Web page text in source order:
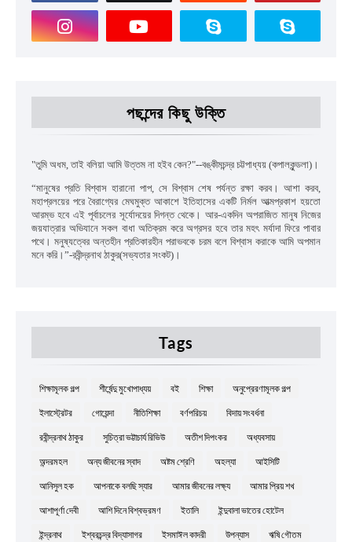
পছন্দের কিছু উক্তি
"তুমি অধম ,তাই বলিয়া আমি উত্তম না হইব কেন?"--বঙ্কীমচন্দ্র চট্টপাধ্যয় (কপালকুন্ডলা)।
“মানুষের প্রতি বিশ্বাস হারানো পাপ, সে বিশ্বাস শেষ পর্যন্ত রক্ষা করব। আশা করব
মহাপ্রলয়ের পরে বৈরাগ্যের মেঘমুক্ত আকাশে ইতিহাসের একটি নির্মল আত্মপ্রকাশ হয়তো
আরম্ভ হবে এই পূর্বাচলের সূর্যোদয়ের দিগন্ত থেকে। আর-একদিন অপরাজিত মানুষ নিজের
জয়যাত্রার অভিযানে সকল বাধা অতিক্রম করে অগ্রসর হবে তার মহৎ মর্যাদা ফিরে পাবার
পথে। মনুষ্যত্বের অন্তহীন প্রতিকারহীন পরাভবকে চরম বলে বিশ্বাস করাকে আমি অপমান
মনে করি।”-রবীন্দ্রনাথ ঠাকুর(সভ্যতার সংকট)।
Tags
শিক্ষামূলক গল্প শীর্ষেন্দু মুখোপাধ্যয় বই শিক্ষা অনুপ্রেরণামূলক গল্প
ইলাস্ট্রেটর গোয়েন্দা নীতিশিক্ষা বর্ণপরিচয় বিদায় সংবর্ধনা
রবীন্দ্রনাথ ঠাকুর সুচিত্রা ভট্টাচার্য রিভিউ অতীশ দিপংকর অধ্যবসায়
অন্দরমহল অন্য জীবনের স্বাদ অষ্টম শ্রেণি অহল্যা আইসিটি
আনিসুল হক আপনাকে বলছি স্যার আমার জীবনের লক্ষ্য আমার প্রিয় শখ
আশাপূর্ণা দেবী আশি দিনে বিশ্বভ্রমণ ইতালি ইন্দুবালা ভাতের হোটেল
ইন্দ্রনাথ ইশ্বরচন্দ্র বিদ্যাসাগর ইসমাঈল কাদরী উপন্যাস ঋষি গৌতম